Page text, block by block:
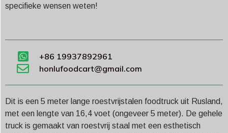
specifieke wensen weten!
+86 19937892961
honlufoodcart@gmail.com
Dit is een 5 meter lange roestvrijstalen foodtruck uit Rusland,
met een lengte van 16,4 voet (ongeveer 5 meter). De gehele
truck is gemaakt van roestvrij staal met een esthetisch